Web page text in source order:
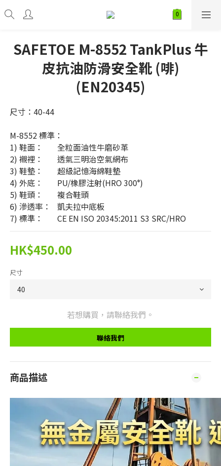
SAFETOE M-8552 TankPlus 牛
皮抗油防滑安全靴 (啡)
(EN20345)
尺寸：40-44
M-8552 標準：
1) 鞋面：	全粒面油性牛磨砂革
2) 襯裡：	透氣三明治空氣網布
3) 鞋墊：	超級記憶海綿鞋墊
4) 外底：	PU/橡膠注射(HRO 300°)
5) 鞋頭：	複合鞋頭
6) 滲透率：	凱夫拉中底板
7) 標準：  	CE EN ISO 20345:2011 S3 SRC/HRO
HK$450.00
尺寸
若想購買，請聯絡我們。
聯絡我們
商品描述